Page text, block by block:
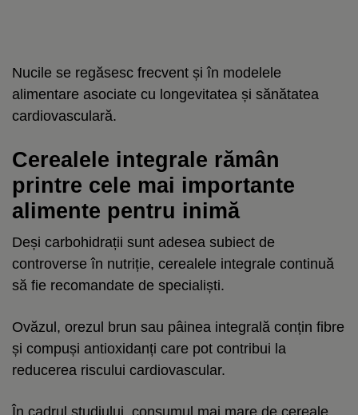
Nucile se regăsesc frecvent și în modelele
alimentare asociate cu longevitatea și sănătatea
cardiovasculară.
Cerealele integrale rămân
printre cele mai importante
alimente pentru inimă
Deși carbohidrații sunt adesea subiect de
controverse în nutriție, cerealele integrale continuă
să fie recomandate de specialiști.
Ovăzul, orezul brun sau pâinea integrală conțin fibre
și compuși antioxidanți care pot contribui la
reducerea riscului cardiovascular.
În cadrul studiului, consumul mai mare de cereale